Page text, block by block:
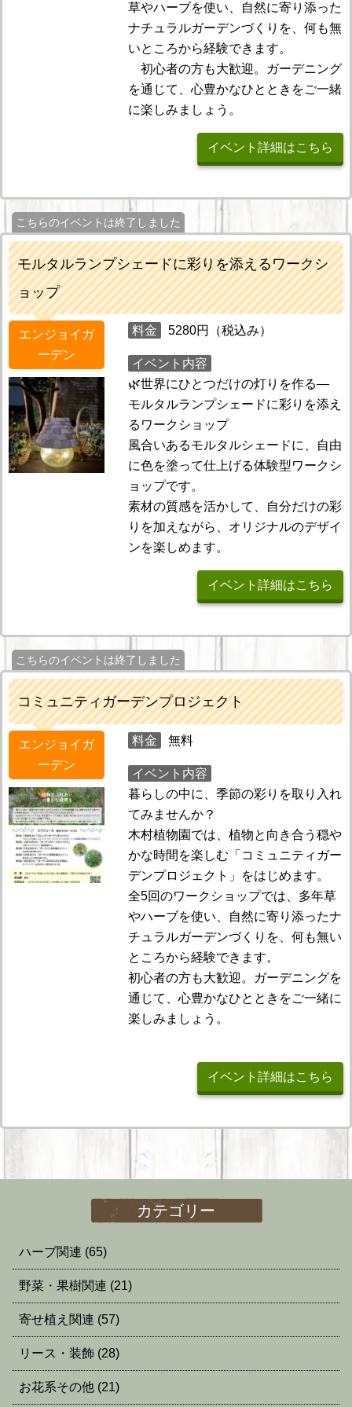
草やハーブを使い、自然に寄り添った
ナチュラルガーデンづくりを、何も無
いところから経験できます。
初心者の方も大歓迎。ガーデニング
を通じて、心豊かなひとときをご一緒
に楽しみましょう。
イベント詳細はこちら
こちらのイベントは終了しました
モルタルランプシェードに彩りを添えるワークシ
ョップ
エンジョイガ
ーデン
料金 5280円（税込み）
イベント内容
🌿世界にひとつだけの灯りを作る—
モルタルランプシェードに彩りを添え
るワークショップ
風合いあるモルタルシェードに、自由
に色を塗って仕上げる体験型ワークシ
ョップです。
素材の質感を活かして、自分だけの彩
りを加えながら、オリジナルのデザイ
ンを楽しめます。
イベント詳細はこちら
こちらのイベントは終了しました
コミュニティガーデンプロジェクト
エンジョイガ
ーデン
料金 無料
イベント内容
暮らしの中に、季節の彩りを取り入れ
てみませんか？
木村植物園では、植物と向き合う穏や
かな時間を楽しむ「コミュニティガー
デンプロジェクト」をはじめます。
全5回のワークショップでは、多年草
やハーブを使い、自然に寄り添ったナ
チュラルガーデンづくりを、何も無い
ところから経験できます。
初心者の方も大歓迎。ガーデニングを
通じて、心豊かなひとときをご一緒に
楽しみましょう。
イベント詳細はこちら
カテゴリー
ハーブ関連 (65)
野菜・果樹関連 (21)
寄せ植え関連 (57)
リース・装飾 (28)
お花系その他 (21)